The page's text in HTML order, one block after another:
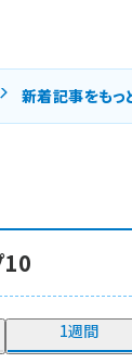
10
1週間
新着記事をもっ